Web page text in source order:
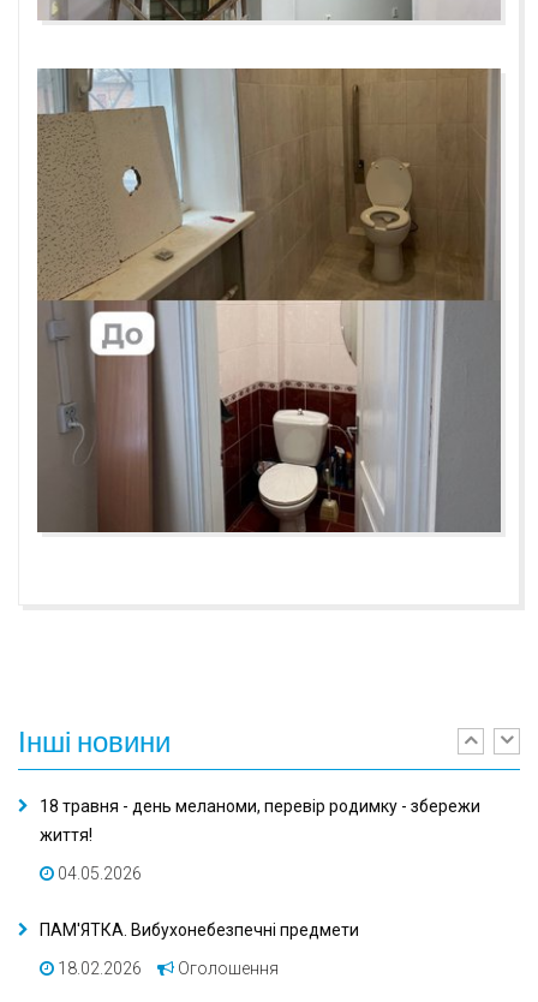
Інші новини
18 травня - день меланоми, перевір родимку - збережи
життя!
04.05.2026
ПАМ'ЯТКА. Вибухонебезпечні предмети
18.02.2026
Оголошення